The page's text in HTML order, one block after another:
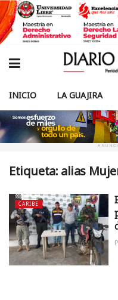
INICIO LA GUAJIRA
Etiqueta: alias
CARIBE